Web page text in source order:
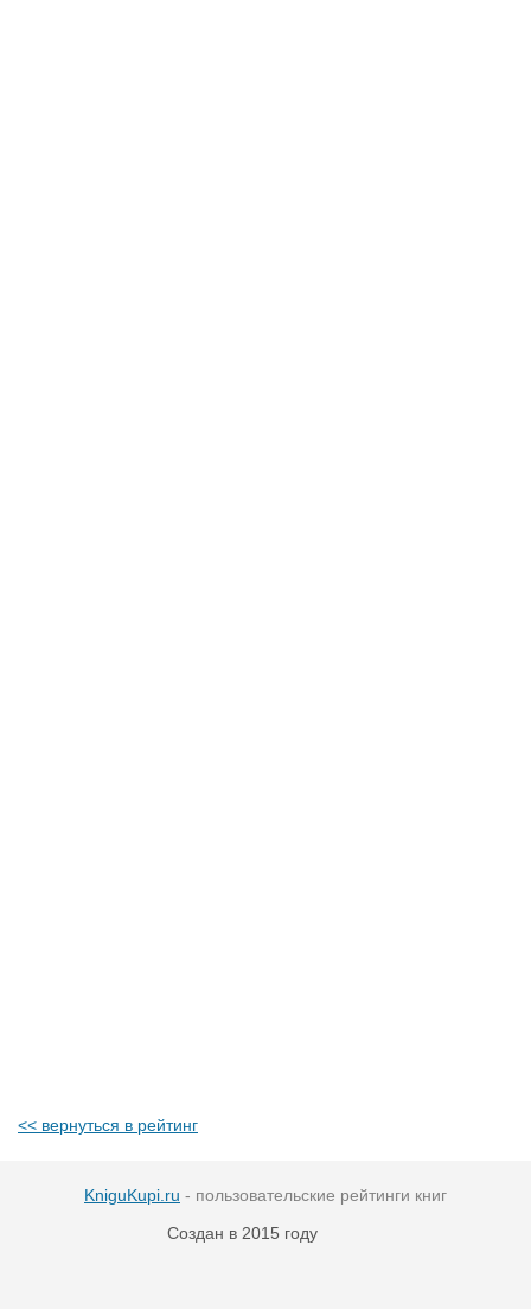
<< вернуться в рейтинг
KniguKupi.ru - пользовательские рейтинги книг
Создан в 2015 году